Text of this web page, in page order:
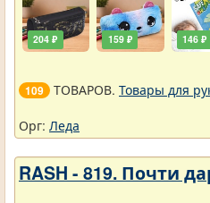
204 ₽ 159 ₽ 146 ₽
109 ТОВАРОВ. Товары для
Орг: Леда
RASH - 819. Почти